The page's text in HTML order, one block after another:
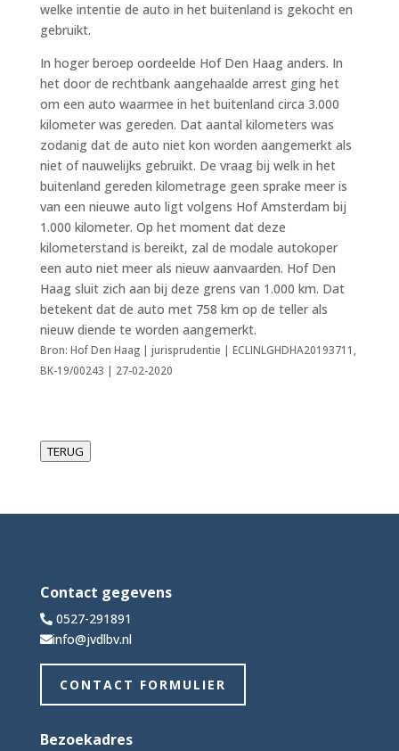
welke intentie de auto in het buitenland is gekocht en
gebruikt.
In hoger beroep oordeelde Hof Den Haag anders. In
het door de rechtbank aangehaalde arrest ging het
om een auto waarmee in het buitenland circa 3.000
kilometer was gereden. Dat aantal kilometers was
zodanig dat de auto niet kon worden aangemerkt als
niet of nauwelijks gebruikt. De vraag bij welk in het
buitenland gereden kilometrage geen sprake meer is
van een nieuwe auto ligt volgens Hof Amsterdam bij
1.000 kilometer. Op het moment dat deze
kilometerstand is bereikt, zal de modale autokoper
een auto niet meer als nieuw aanvaarden. Hof Den
Haag sluit zich aan bij deze grens van 1.000 km. Dat
betekent dat de auto met 758 km op de teller als
nieuw diende te worden aangemerkt.
Bron: Hof Den Haag | jurisprudentie | ECLINLGHDHA20193711,
BK-19/00243 | 27-02-2020
TERUG
Contact gegevens
0527-291891
info@jvdlbv.nl
CONTACT FORMULIER
Bezoekadres